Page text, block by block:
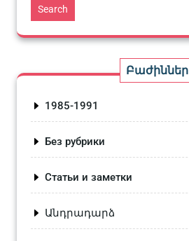
Search
Բաժիններ
1985-1991
Без рубрики
Статьи и заметки
Անդրադարձ